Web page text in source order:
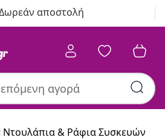
αποστολή
Ντουλάπια & Ράφια Συσκευών